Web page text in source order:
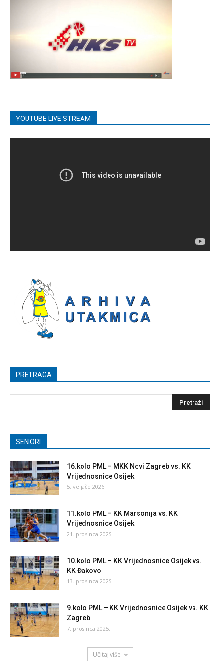
YOUTUBE LIVE STREAM
PRETRAGA
SENIORI
16.kolo PML – MKK Novi Zagreb vs. KK
Vrijednosnice Osijek
5. veljače 2026.
11.kolo PML – KK Marsonija vs. KK
Vrijednosnice Osijek
21. prosinca 2025.
10.kolo PML – KK Vrijednosnice Osijek vs.
KK Đakovo
13. prosinca 2025.
9.kolo PML – KK Vrijednosnice Osijek vs. KK
Zagreb
7. prosinca 2025.
Učitaj više